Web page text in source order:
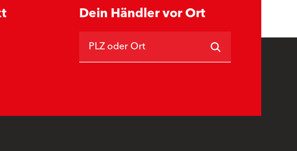
Dein Händler vor Ort
PLZ oder Ort